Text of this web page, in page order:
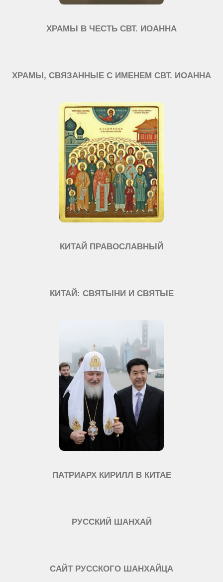
ХРАМЫ В ЧЕСТЬ СВТ. ИОАННА
ХРАМЫ, СВЯЗАННЫЕ С ИМЕНЕМ СВТ. ИОАННА
КИТАЙ ПРАВОСЛАВНЫЙ
КИТАЙ: СВЯТЫНИ И СВЯТЫЕ
ПАТРИАРХ КИРИЛЛ В КИТАЕ
РУССКИЙ ШАНХАЙ
САЙТ РУССКОГО ШАНХАЙЦА